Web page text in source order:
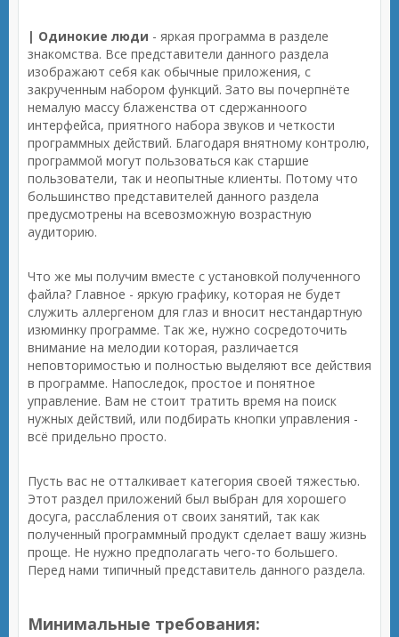
| Одинокие люди - яркая программа в разделе
знакомства. Все представители данного раздела
изображают себя как обычные приложения, с
закрученным набором функций. Зато вы почерпнёте
немалую массу блаженства от сдержанноого
интерфейса, приятного набора звуков и четкости
программных действий. Благодаря внятному контролю,
программой могут пользоваться как старшие
пользователи, так и неопытные клиенты. Потому что
большинство представителей данного раздела
предусмотрены на всевозможную возрастную
аудиторию.
Что же мы получим вместе с установкой полученного
файла? Главное - яркую графику, которая не будет
служить аллергеном для глаз и вносит нестандартную
изюминку программе. Так же, нужно сосредоточить
внимание на мелодии которая, различается
неповторимостью и полностью выделяют все действия
в программе. Напоследок, простое и понятное
управление. Вам не стоит тратить время на поиск
нужных действий, или подбирать кнопки управления -
всё придельно просто.
Пусть вас не отталкивает категория своей тяжестью.
Этот раздел приложений был выбран для хорошего
досуга, расслабления от своих занятий, так как
полученный программный продукт сделает вашу жизнь
проще. Не нужно предполагать чего-то большего.
Перед нами типичный представитель данного раздела.
Минимальные требования: